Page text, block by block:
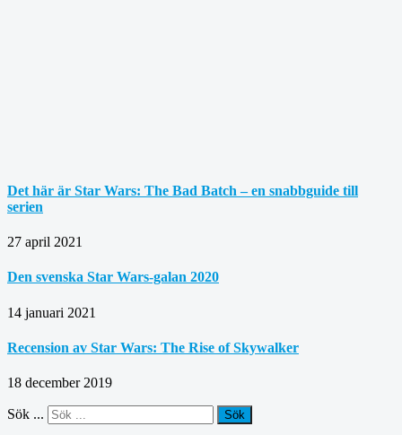
Det här är Star Wars: The Bad Batch – en snabbguide till
serien
27 april 2021
Den svenska Star Wars-galan 2020
14 januari 2021
Recension av Star Wars: The Rise of Skywalker
18 december 2019
Sök ... Sök